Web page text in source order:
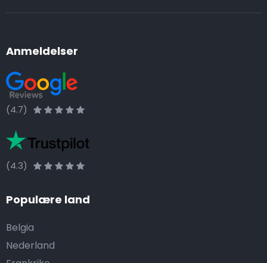
Anmeldelser
(4.7)
(4.3)
Populære land
Belgia
Nederland